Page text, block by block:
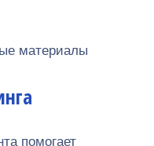
материалы
помогает